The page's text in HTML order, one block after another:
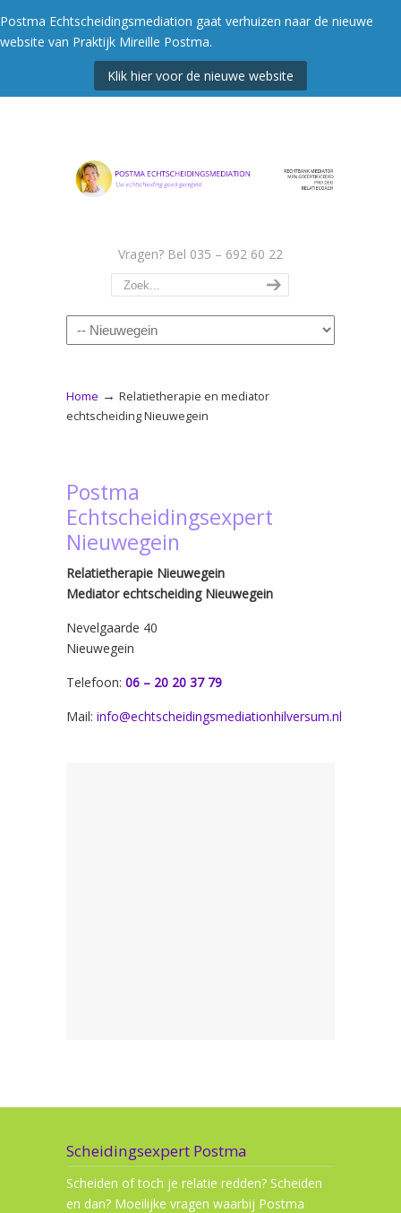
Postma Echtscheidingsmediation gaat verhuizen naar de nieuwe
website van Praktijk Mireille Postma.
Klik hier voor de nieuwe website
Vragen? Bel 035 – 692 60 22
Navigation
Home → Relatietherapie en mediator
echtscheiding Nieuwegein
Postma
Echtscheidingsexpert
Nieuwegein
Relatietherapie Nieuwegein
Mediator echtscheiding Nieuwegein
Nevelgaarde 40
Nieuwegein
Telefoon: 06 – 20 20 37 79
Mail: info@echtscheidingsmediationhilversum.nl
Scheidingsexpert Postma
Scheiden of toch je relatie redden? Scheiden
en dan? Moeilijke vragen waarbij Postma